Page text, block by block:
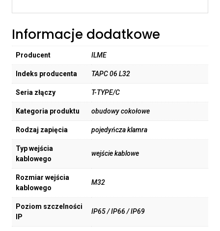
Informacje dodatkowe
Producent ILME
Indeks producenta TAPC 06 L32
Seria złączy T-TYPE/C
Kategoria produktu obudowy cokołowe
Rodzaj zapięcia pojedyńcza klamra
Typ wejścia
kablowego
wejście kablowe
Rozmiar wejścia
kablowego
M32
Poziom szczelności
IP
IP65 / IP66 / IP69